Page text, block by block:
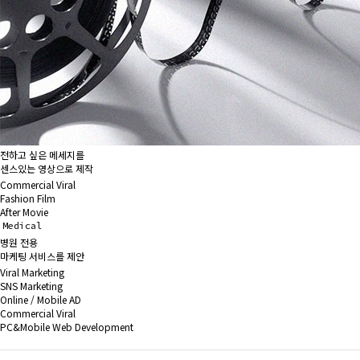
전하고 싶은 메세지를
센스있는 영상으로 제작
Commercial Viral
Fashion Film
After Movie
Medical
병원 전용
마케팅 서비스를 제안
Viral Marketing
SNS Marketing
Online / Mobile AD
Commercial Viral
PC&Mobile Web Development